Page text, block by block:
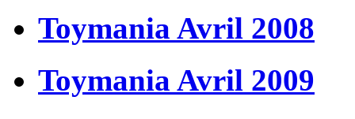
Toymania Avril 2008
Toymania Avril 2009